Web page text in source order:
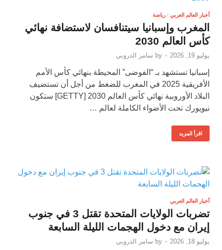
أخبار العالم العربي / رياضة
المغرب وإسبانيا سيتنافسان لاستضافة نهائي
كأس العالم 2030
يوليو 19, 2026 -
by سامر الدروبي
إسبانيا تستشهد بـ “الفوضى” المحيطة بنهائي كأس الأمم
الأفريقية 2025 في المغرب للضغط من أجل أن تستضيف
البلاد الأوروبية نهائي كأس العالم 2030 [GETTY] ستكون
نيويورك تحت الأضواء الكاملة لعالم …
اقرأ المزيد
أخبار العالم العربي
تضربات الولايات المتحدة تقتل 3 في جنوب
إيران مع دخول الهجمات الليلة السابعة
يوليو 18, 2026 -
by سامر الدروبي